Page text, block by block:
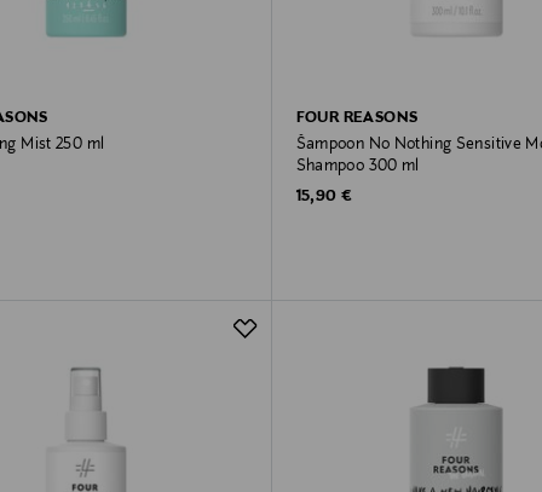
Mist 250 ml
FOUR REASONS
Šampoon No Nothing Sensitive
Shampoo 300 ml
Original Price
15,90 €